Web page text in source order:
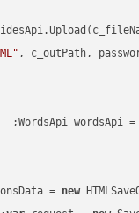
, c_outPath,
WordsApi wordsApi =
= new